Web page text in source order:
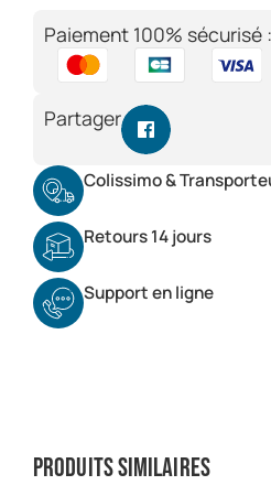
Paiement 100% sécurisé :
Partager
Colissimo &
Retours 14 jours
Support en ligne
Produits similaires